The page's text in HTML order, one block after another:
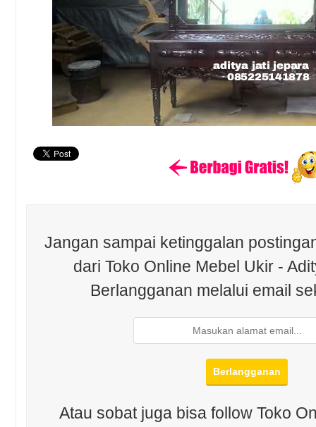
Jangan sampai ketinggalan
dari Toko Online Mebel Ukir -
Berlangganan melalui email
Atau sobat juga bisa follow Toko